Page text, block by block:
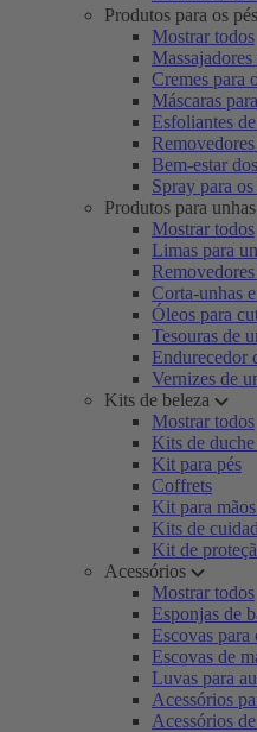
Produtos para os pés
Mostrar todos
Massajadores
Cremes para
Máscaras
Esfoliantes
Bem-estar
Spray para os
Produtos para unhas
Mostrar todos
Limas para
Corta-unhas
Óleos para
Tesouras de
Endurecedor
Vernizes de
Kits de beleza
Mostrar todos
Kits de
Kit para pés
Coffrets
Kit para
Kits de
Kit de
Acessórios
Mostrar todos
Esponjas de
Escovas para
Escovas de
Luvas para
Acessórios
Acessórios